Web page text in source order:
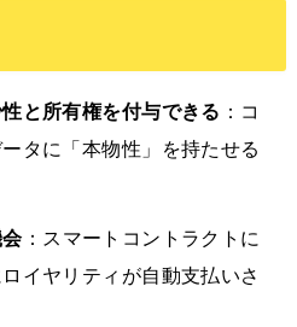
と所有権を付与できる ：コ
タに「本物性」を持たせる
：スマートコントラクトに
イヤリティが自動支払いさ